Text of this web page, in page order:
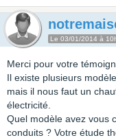
Le 03/01/2014 à
Merci pour votre
Il existe plusieurs
mais il nous faut un
électricité.
Quel modèle avez vous
conduits ? Votre étude